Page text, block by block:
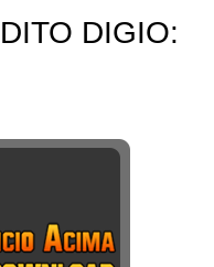
DIGIO: